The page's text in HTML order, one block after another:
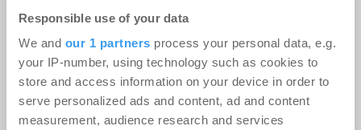
Responsible use of your data
We and our 1 partners process your personal data, e.g.
your IP-number, using technology such as cookies to
store and access information on your device in order to
serve personalized ads and content, ad and content
measurement, audience research and services